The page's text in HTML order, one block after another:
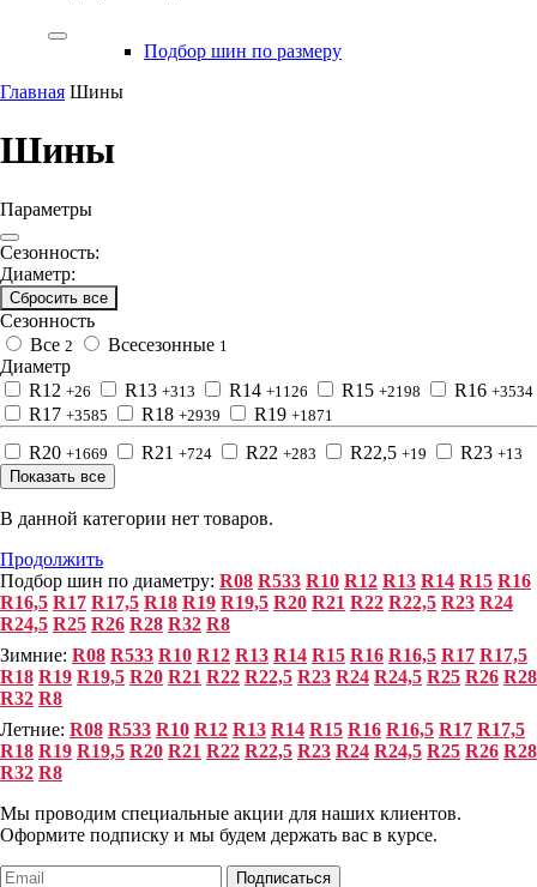
Подбор шин по размеру
Главная Шины
Шины
Параметры
Сезонность:
Диаметр:
Сбросить все
Сезонность
Все 2 Всесезонные 1
Диаметр
R12 +26 R13 +313 R14 +1126 R15 +2198 R16 +3534
R17 +3585 R18 +2939 R19 +1871
R20 +1669 R21 +724 R22 +283 R22,5 +19 R23 +13
Показать все
В данной категории нет товаров.
Продолжить
Подбор шин по диаметру: R08 R533 R10 R12 R13 R14 R15 R16
R16,5 R17 R17,5 R18 R19 R19,5 R20 R21 R22 R22,5 R23 R24
R24,5 R25 R26 R28 R32 R8
Зимние: R08 R533 R10 R12 R13 R14 R15 R16 R16,5 R17 R17,5
R18 R19 R19,5 R20 R21 R22 R22,5 R23 R24 R24,5 R25 R26 R28
R32 R8
Летние: R08 R533 R10 R12 R13 R14 R15 R16 R16,5 R17 R17,5
R18 R19 R19,5 R20 R21 R22 R22,5 R23 R24 R24,5 R25 R26 R28
R32 R8
Мы проводим специальные акции для наших клиентов.
Оформите подписку и мы будем держать вас в курсе.
Подписаться